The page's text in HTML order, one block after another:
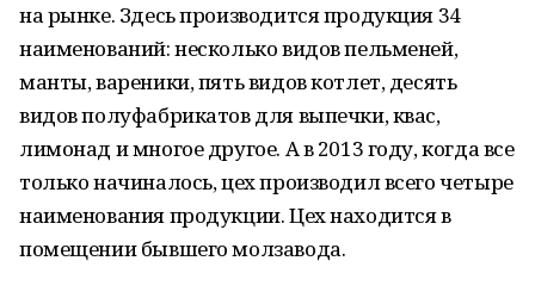
на рынке. Здесь производится продукция 34
наименований: несколько видов пельменей,
манты, вареники, пять видов котлет, десять
видов полуфабрикатов для выпечки, квас,
лимонад и многое другое. А в 2013 году, когда все
только начиналось, цех производил всего четыре
наименования продукции. Цех находится в
помещении бывшего молзавода.